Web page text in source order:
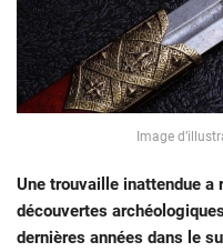
Image
Une trouvaille inattendue a
découvertes
dernières années dans le